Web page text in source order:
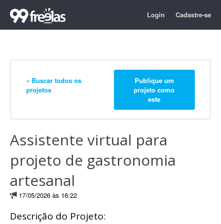
Login Cadastre-se
« Buscar todos os
projetos
Publique um
projeto como
este
Assistente virtual para
projeto de gastronomia
artesanal
17/05/2026 às 16:22
Descrição do Projeto: